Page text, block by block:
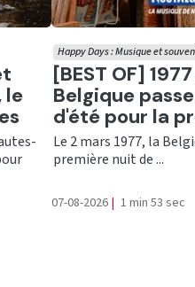
le
Ecouter
[BEST OF]
Belgique
d'été pour la
Happy Days : Musique et
Le 2 mars 1977, la
première nuit de ...
07-08-2026 | 1 min 53 sec